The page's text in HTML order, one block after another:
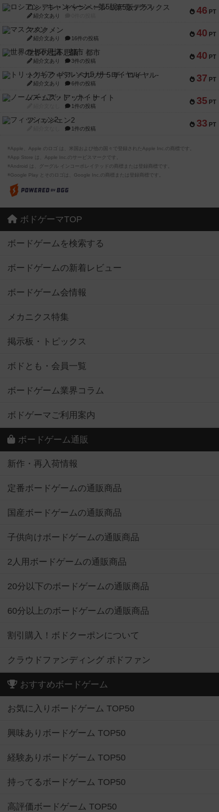
46 PT
ロシアン・キャンペーン：第5版デラックス
紹介文あり
40 PT
マスクメン
紹介文あり 16件の投稿
40 PT
世界の七不思議：都市
紹介文あり 3件の投稿
37 PT
トリックギア - ペルソナ5 ザ・ロイヤル-
紹介文あり 6件の投稿
35 PT
ノームズ・アット・ナイト
1件の投稿
33 PT
フィッシェン2
1件の投稿
※Apple、Apple のロゴ は、米国および他の国々で登録されたApple Inc.の商標です。
※App Store は、Apple Inc.のサービスマークです。
※Android は、グーグル インコーポレイテッドの商標または登録商標です。
※Google Play とそのロゴは、Google Inc.の商標または登録商標です。
ボドゲーマTOP
ボードゲームを検索する
ボードゲームの新着レビュー
ボードゲーム会情報
メカニクス特集
掲示板・トピックス
ボドとも・会員一覧
ボードゲーム業界コラム
ボドゲーマご利用案内
ボードゲーム通販
新作・再入荷情報
定番ボードゲームの通販商品
国産ボードゲームの通販商品
子供向けボードゲームの通販商品
2人用ボードゲームの通販商品
20分以下のボードゲームの通販商品
60分以上のボードゲームの通販商品
割引購入！ボドクーポンについて
クラウドファンディング ボドファン
おすすめボードゲーム
お気に入りボードゲーム TOP50
興味ありボードゲーム TOP50
経験ありボードゲーム TOP50
持ってるボードゲーム TOP50
高評価ボードゲーム TOP50